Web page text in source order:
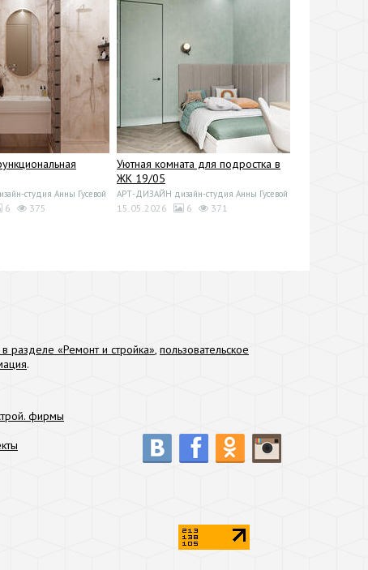
студия Анны Гусевой
6 375
Уютная комната для подростка в
ЖК 19/05
АРТ-ДИЗАЙН дизайн-студия Анны Гусевой
15.05.2026 6 371
разделе «Ремонт и стройка», пользовательское
.
фирмы